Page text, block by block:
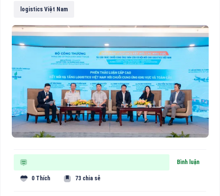
logistics Việt Nam
Bình luận
0 Thích 73 chia sẻ